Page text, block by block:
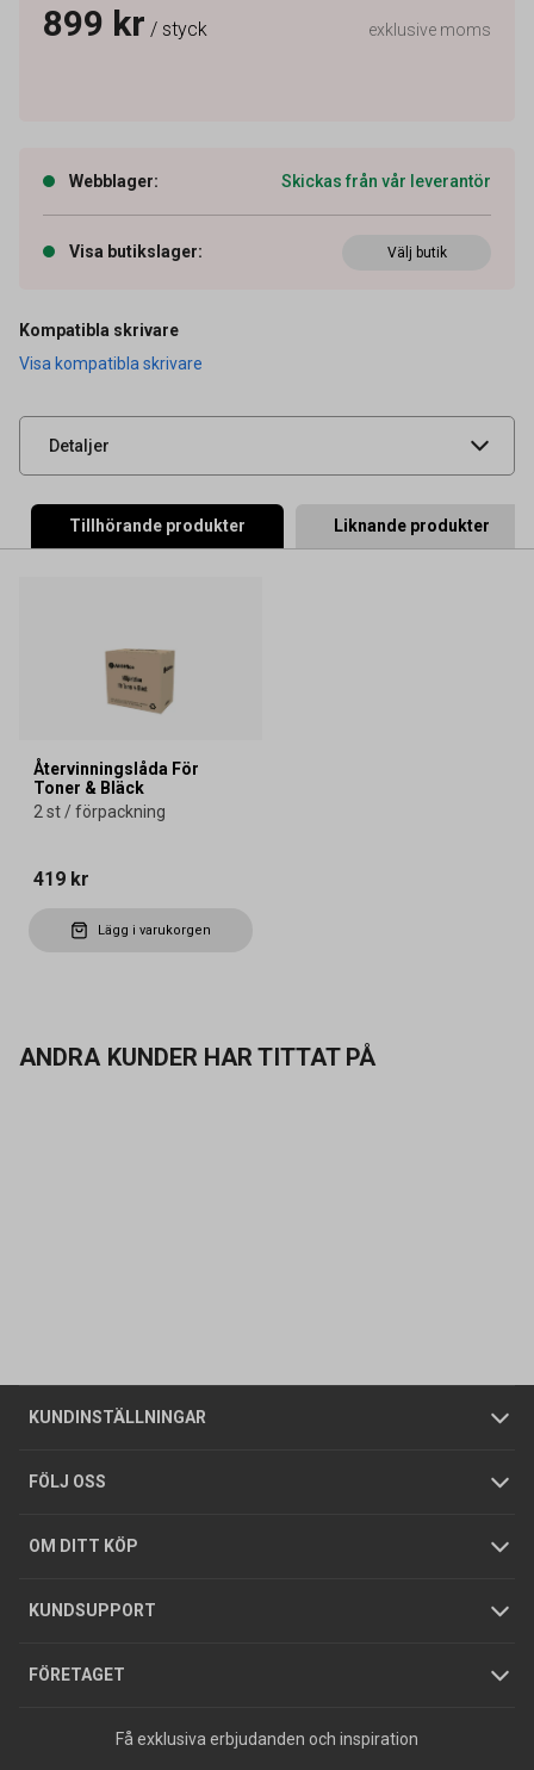
899 kr / styck exklusive moms
Webblager: Skickas från vår leverantör
Visa butikslager: Välj butik
Kompatibla skrivare
Visa kompatibla skrivare
Detaljer
Typ
Leverantörens
UNSPSC 44103103
Tillhörande produkter Liknande produkter
Återvinningslåda För
Toner & Bläck
2 st / förpackning
419 kr
Lägg i varukorgen
ANDRA KUNDER HAR TITTAT PÅ
KUNDINSTÄLLNINGAR
Företagskund / Privatkund
FÖLJ OSS
OM DITT KÖP
Allmänna försäljningsvillkor
Integritetspolicy
GDPR
KUNDSUPPORT
Butiker
Foldrar och kataloger
Köpguider
Varumärken
FÖRETAGET
Om oss
Tjänster
Hållbarhet
Jobba hos oss
Press
Få exklusiva erbjudanden och inspiration